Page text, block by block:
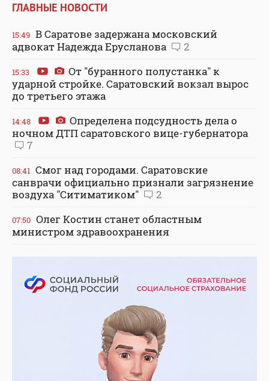
ГЛАВНЫЕ НОВОСТИ
15:49 В Саратове задержана московский
адвокат Надежда Ерусланова
2
15:33
От "буранного полустанка" к
ударной стройке. Саратовский вокзал вырос
до третьего этажа
14:48
Определена подсудность дела о
ночном ДТП саратовского вице-губернатора
7
08:41 Смог над городами. Саратовские
санврачи официально признали загрязнение
воздуха "Ситиматиком"
2
07:50 Олег Костин станет областным
министром здравоохранения